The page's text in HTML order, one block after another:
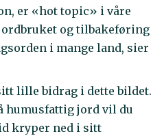
er «hot topic» i våre
og tilbakeføring
i mange land, sier
lille bidrag i dette bildet.
humusfattig jord vil du
kryper ned i sitt